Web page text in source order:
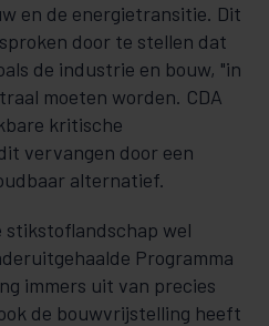
en de energietransitie. Dit
door te stellen dat
de industrie en bouw, "in
moeten worden. CDA
kritische
vervangen door een
alternatief.
stikstoflandschap wel
Programma
immers uit van precies
de bouwvrijstelling heeft